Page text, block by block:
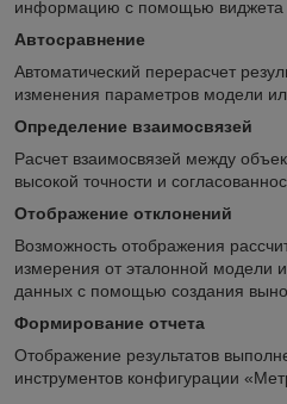
информацию с помощью виджета
Автосравнение
Автоматический перерасчет
изменения параметров модели
Определение взаимосвязей
Расчет взаимосвязей между
высокой точности и
Отображение отклонений
Возможность отображения
измерения от эталонной модели
данных с помощью создания
Формирование отчета
Отображение результатов
инструментов конфигурации